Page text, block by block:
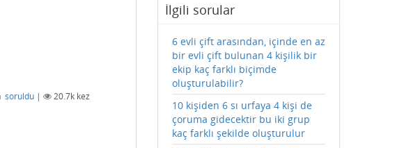
soruldu | 20.7k kez
İlgili sorular
6 evli çift arasından, içinde en az
bir evli çift bulunan 4 kişilik bir
ekip kaç farklı biçimde
oluşturulabilir?
10 kişiden 6 sı urfaya 4 kişi de
çoruma gidecektir bu iki grup
kaç farklı şekilde oluşturulur